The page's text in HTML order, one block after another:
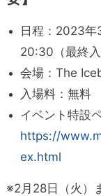
日程：2023年
20:30（最終
会場：The
入場料：無料
イベント特設
https://
ex.html
※2月28日（火）